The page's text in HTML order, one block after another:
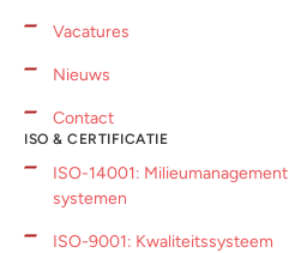
Vacatures
Nieuws
Contact
ISO & CERTIFICATIE
ISO-14001: Milieumanagement
systemen
ISO-9001: Kwaliteitssysteem